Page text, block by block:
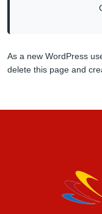
As a new WordPress
delete this page and